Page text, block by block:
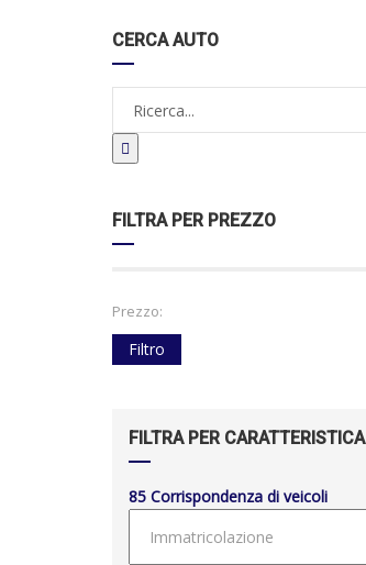
CERCA AUTO
FILTRA PER PREZZO
Prezzo:
Filtro
FILTRA PER CARATTERISTICA
85 Corrispondenza di veicoli